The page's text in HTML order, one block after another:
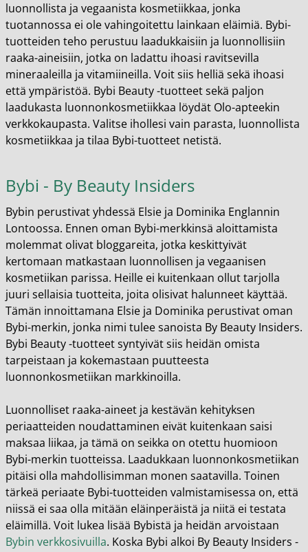
luonnollista ja vegaanista kosmetiikkaa, jonka
tuotannossa ei ole vahingoitettu lainkaan eläimiä. Bybi-
tuotteiden teho perustuu laadukkaisiin ja luonnollisiin
raaka-aineisiin, jotka on ladattu ihoasi ravitsevilla
mineraaleilla ja vitamiineilla. Voit siis helliä sekä ihoasi
että ympäristöä. Bybi Beauty -tuotteet sekä paljon
laadukasta luonnonkosmetiikkaa löydät Olo-apteekin
verkkokaupasta. Valitse ihollesi vain parasta, luonnollista
kosmetiikkaa ja tilaa Bybi-tuotteet netistä.
Bybi - By Beauty Insiders
Bybin perustivat yhdessä Elsie ja Dominika Englannin
Lontoossa. Ennen oman Bybi-merkkinsä aloittamista
molemmat olivat bloggareita, jotka keskittyivät
kertomaan matkastaan luonnollisen ja vegaanisen
kosmetiikan parissa. Heille ei kuitenkaan ollut tarjolla
juuri sellaisia tuotteita, joita olisivat halunneet käyttää.
Tämän innoittamana Elsie ja Dominika perustivat oman
Bybi-merkin, jonka nimi tulee sanoista By Beauty Insiders.
Bybi Beauty -tuotteet syntyivät siis heidän omista
tarpeistaan ja kokemastaan puutteesta
luonnonkosmetiikan markkinoilla.
Luonnolliset raaka-aineet ja kestävän kehityksen
periaatteiden noudattaminen eivät kuitenkaan saisi
maksaa liikaa, ja tämä on seikka on otettu huomioon
Bybi-merkin tuotteissa. Laadukkaan luonnonkosmetiikan
pitäisi olla mahdollisimman monen saatavilla. Toinen
tärkeä periaate Bybi-tuotteiden valmistamisessa on, että
niissä ei saa olla mitään eläinperäistä ja niitä ei testata
eläimillä. Voit lukea lisää Bybistä ja heidän arvoistaan
Bybin verkkosivuilla. Koska Bybi alkoi By Beauty Insiders -